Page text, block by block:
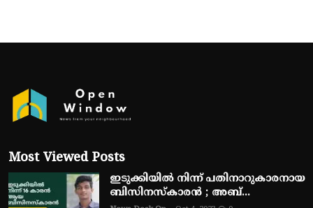
Most Viewed Posts
ഇടുക്കിയിൽ നിന്ന് പതിനാറുകാരനായ
ബിസിനസ്‌കാരൻ ; അബ്...